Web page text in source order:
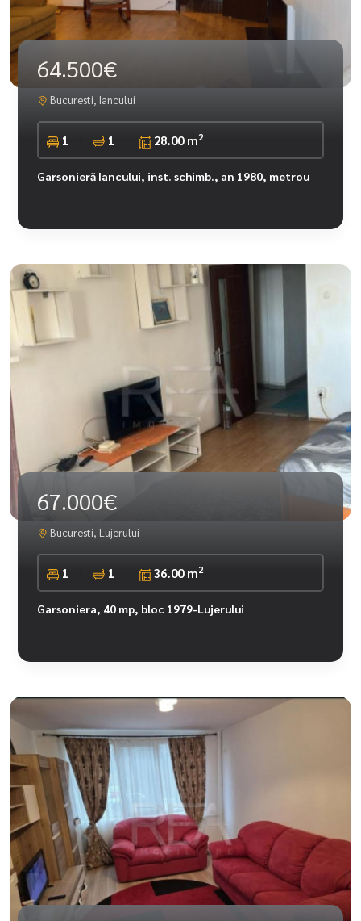
64.500€
Bucuresti, Iancului
1 1 28.00 m2
Garsonieră Iancului, inst. schimb., an 1980, metrou
67.000€
Bucuresti, Lujerului
1 1 36.00 m2
Garsoniera, 40 mp, bloc 1979-Lujerului